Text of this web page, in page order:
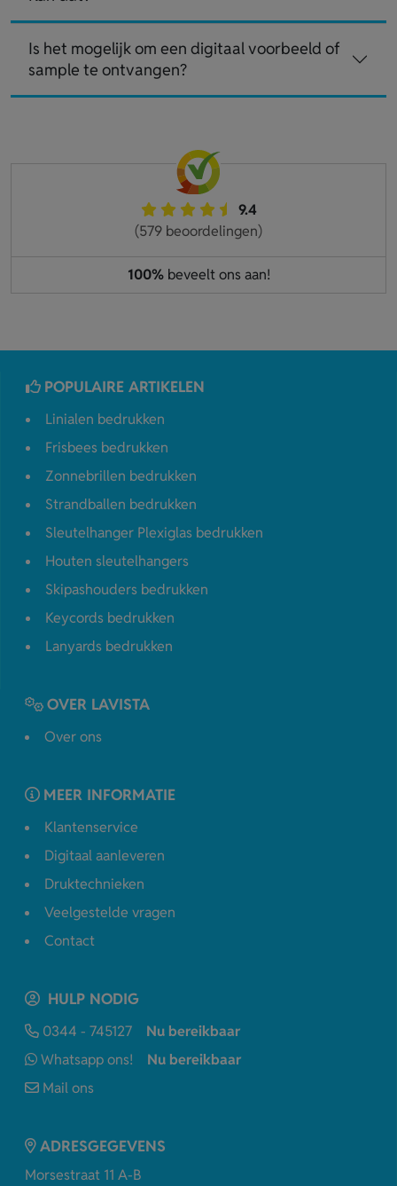
Is het mogelijk om een digitaal voorbeeld of
sample te ontvangen?
9.4
(579 beoordelingen)
100%beveelt ons aan!
POPULAIRE ARTIKELEN
Linialen bedrukken
Frisbees bedrukken
Zonnebrillen bedrukken
Strandballen bedrukken
Sleutelhanger Plexiglas bedrukken
Houten sleutelhangers
Skipashouders bedrukken
Keycords bedrukken
Lanyards bedrukken
OVER LAVISTA
Over ons
MEER INFORMATIE
Klantenservice
Digitaal aanleveren
Druktechnieken
Veelgestelde vragen
Contact
HULP NODIG
0344 - 745127
Nu bereikbaar
Whatsapp ons!
Nu bereikbaar
Mail ons
ADRESGEGEVENS
Morsestraat 11 A-B